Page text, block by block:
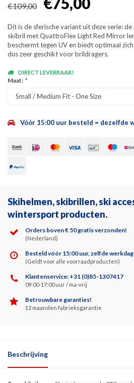
€109,00
Dit is de sferische variant uit deze serie:
skibril met QuattroFlex Light Red Mirror
beschermt tegen UV en biedt optimaal
dus zeer geschikt voor brildragers.
DIRECT LEVERBAAR!
Maat: *
Small / Medium Fit - One Size
Vóór 15:00 uur besteld = dezelfde
Skihelmen, skibrillen, ski
wintersport producten.
Orders boven € 50 gratis verzonden!
(Nederland)
Besteld vóór 15:00 uur, zelfde
(Geldt voor alle voorraadproducten)
Klantenservice: +31 (0)85-1307417
09:00-17:00 uur / ma-vrij
Betrouwbare garanties!
12 maanden fabrieksgarantie
Beschrijving